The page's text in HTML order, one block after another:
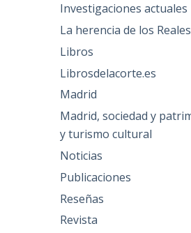
Investigaciones actuales
La herencia de los
Libros
Librosdelacorte.es
Madrid
Madrid, sociedad y
y turismo cultural
Noticias
Publicaciones
Reseñas
Revista